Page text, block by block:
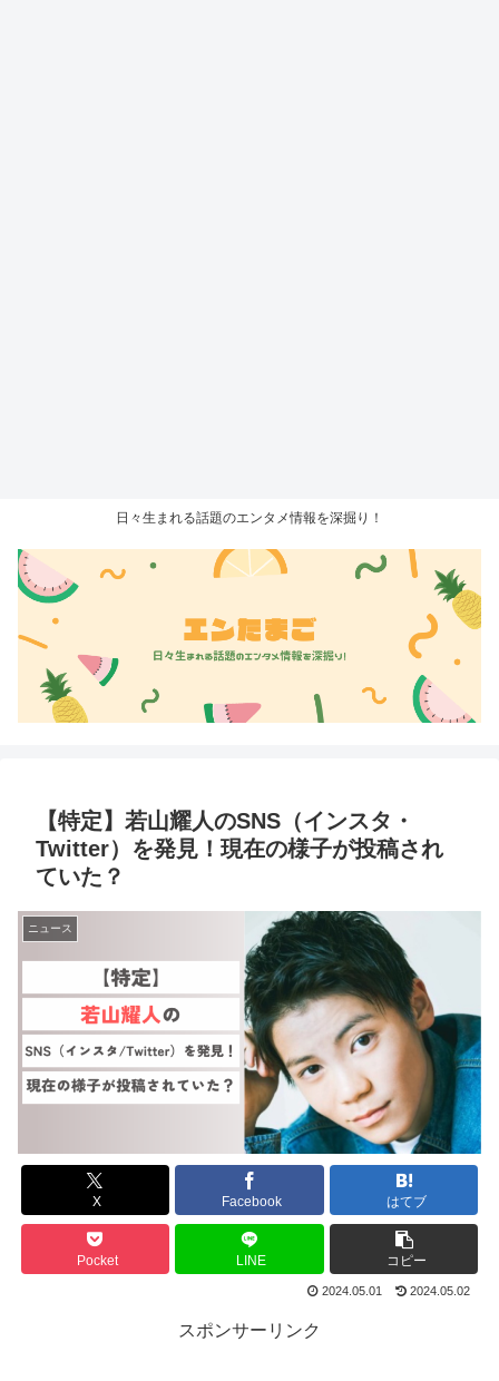
日々生まれる話題のエンタメ情報を深掘り！
【特定】若山耀人のSNS（インスタ・
Twitter）を発見！現在の様子が投稿され
ていた？
ニュース
X Facebook はてブ
Pocket LINE コピー
2024.05.01 2024.05.02
スポンサーリンク